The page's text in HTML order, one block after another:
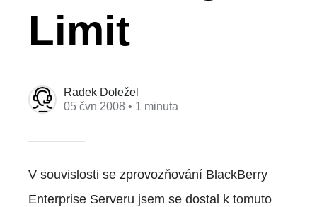
Limit
Radek Doležel
05 čvn 2008 • 1 minuta
V souvislosti se zprovozňování BlackBerry
Enterprise Serveru jsem se dostal k tomuto